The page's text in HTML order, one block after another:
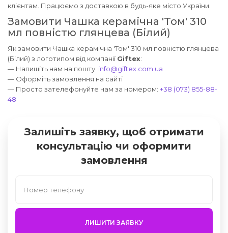
клієнтам. Працюємо з доставкою в будь-яке місто України.
Замовити Чашка керамічна 'Том' 310
мл повністю глянцева (Білий)
Як замовити Чашка керамічна 'Том' 310 мл повністю глянцева
(Білий) з логотипом від компанії Giftex:
— Напишіть нам на пошту: info@giftex.com.ua
— Оформіть замовлення на сайті
— Просто зателефонуйте нам за номером: +38 (073) 855-88-
48
Залишіть заявку, щоб отримати
консультацію чи оформити
замовлення
ЛИШИТИ ЗАЯВКУ